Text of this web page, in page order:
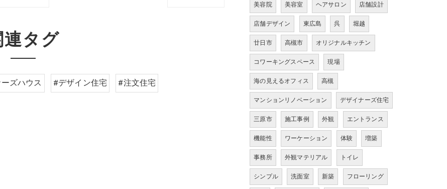
連タグ
ズハウス #デザイン住宅 #注文住宅
美容院 美容室 ヘアサロン 店舗設計
店舗デザイン 東広島 呉 堀越
廿日市 高槻市 オリジナルキッチン
コワーキングスペース 現場
海の見えるオフィス 高槻
マンションリノベーション デザイナーズ住宅
三原市 施工事例 外観 エントランス
機能性 ワーケーション 体験 増築
事務所 外観マテリアル トイレ
シンプル 洗面室 新築 フローリング